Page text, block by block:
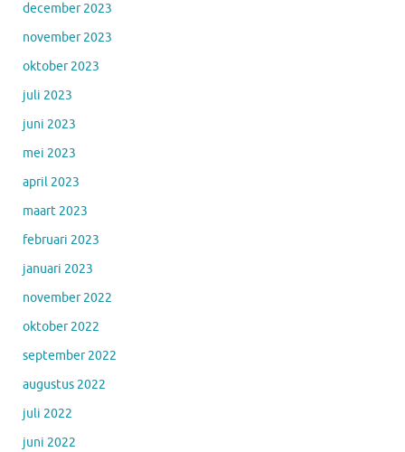
december 2023
november 2023
oktober 2023
juli 2023
juni 2023
mei 2023
april 2023
maart 2023
februari 2023
januari 2023
november 2022
oktober 2022
september 2022
augustus 2022
juli 2022
juni 2022